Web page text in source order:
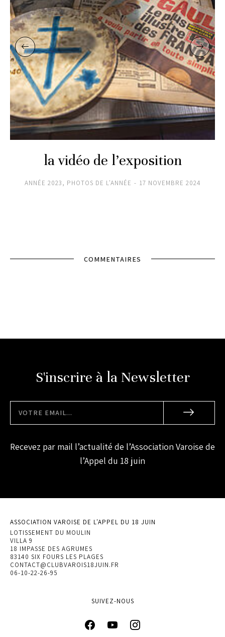
la vidéo de l’exposition
ANNÉE 2023, PHOTOS DE L'ANNÉE 17 NOVEMBRE 2024
COMMENTAIRES
S'inscrire à la Newsletter
Recevez par mail l’actualité de l’Association Varoise de
l’Appel du 18 juin
ASSOCIATION VAROISE DE L'APPEL DU 18 JUIN
LOTISSEMENT DU MOULIN
VILLA 9
18 IMPASSE DES AGRUMES
83140 SIX FOURS LES PLAGES
CONTACT@CLUBVAROIS18JUIN.FR
06-10-22-26-95
SUIVEZ-NOUS